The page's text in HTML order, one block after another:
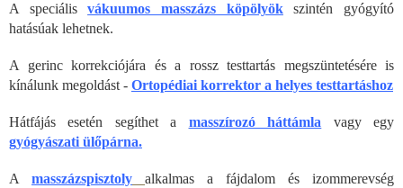
A speciálisvákuumos masszázs köpölyökszintén gyógyító
hatásúak lehetnek.
A gerinc korrekciójára és a rossz testtartás megszüntetésére is
kínálunk megoldást - Ortopédiai korrektor a helyes testtartáshoz
Hátfájás esetén segíthet a masszírozó háttámla vagy egy
gyógyászati ülőpárna.
A masszázspisztoly
alkalmas a fájdalom és izommerevség